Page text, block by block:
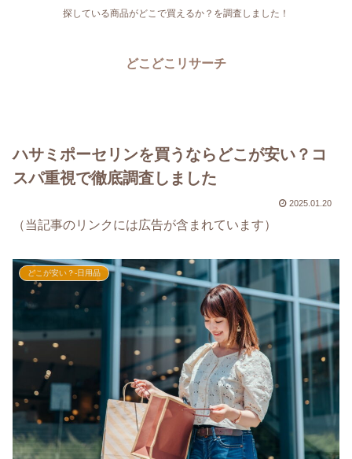
探している商品がどこで買えるか？を調査しました！
どこどこリサーチ
ハサミポーセリンを買うならどこが安い？コ
スパ重視で徹底調査しました
2025.01.20
（当記事のリンクには広告が含まれています）
どこが安い？-日用品